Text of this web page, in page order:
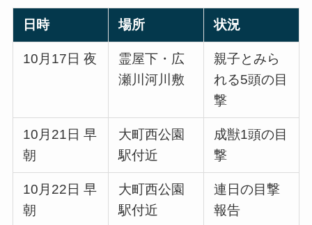
日時 場所 状況
10月17日 夜
霊屋下・広
瀬川河川敷
親子とみら
れる5頭の目
撃
10月21日 早
朝
大町西公園
駅付近
成獣1頭の目
撃
10月22日 早
朝
大町西公園
駅付近
連日の目撃
報告